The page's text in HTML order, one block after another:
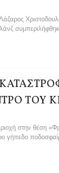
ΤΟΥ
στην θέ­ση
γήπεδο